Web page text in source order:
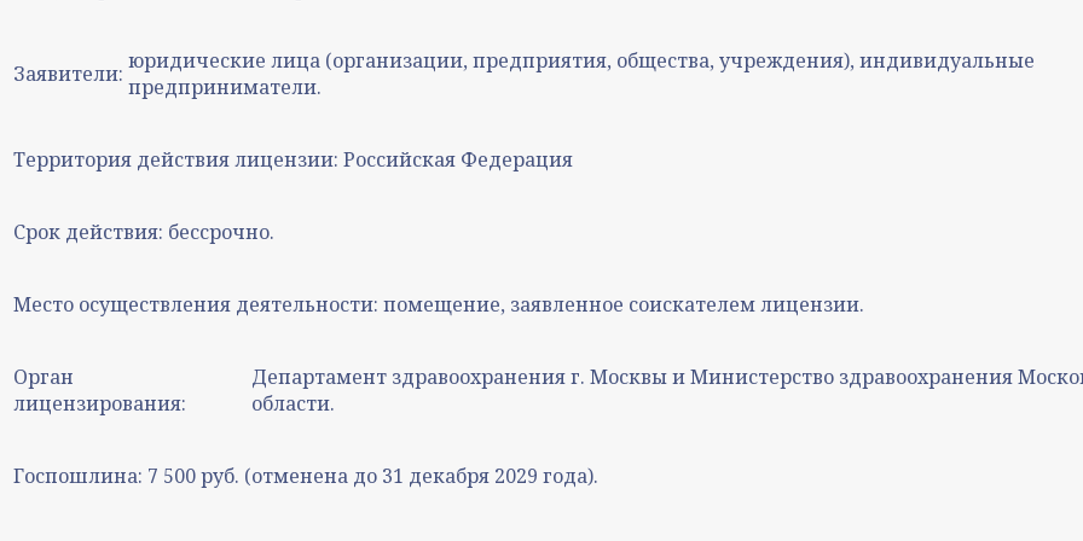
Заявители: юридические лица (организации, предприятия, общества, учреждения), индивидуальные
предприниматели.
Территория действия лицензии: Российская Федерация
Срок действия: бессрочно.
Место осуществления деятельности: помещение, заявленное соискателем лицензии.
Орган
лицензирования:
Департамент здравоохранения г. Москвы и Министерство здравоохранения
области.
Госпошлина: 7 500 руб. (отменена до 31 декабря 2029 года).